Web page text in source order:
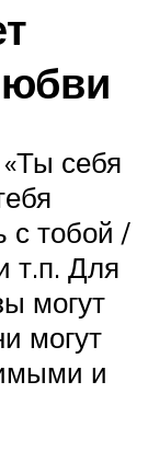
себя
с тобой /
т.п. Для
могут
могут
и